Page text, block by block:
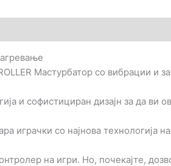
Мастурбатор со вибрации и
и софистициран дизајн за да
играчки со најнова технологија
на игри. Но, почекајте,